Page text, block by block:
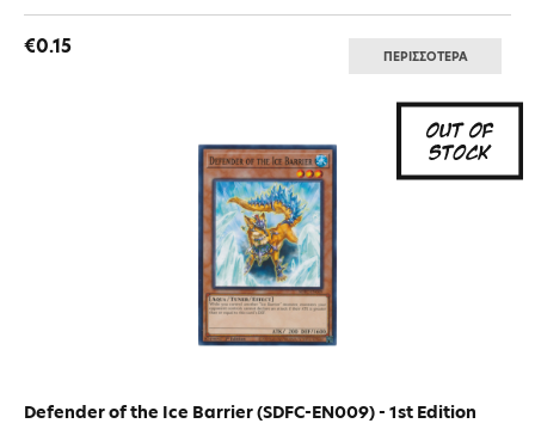
€0.15 ΠΕΡΙΣΣΟΤΕΡΑ
Defender of the Ice Barrier (SDFC-EN009) - 1st Edition